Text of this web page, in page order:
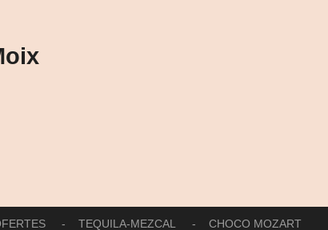
TEQUILA-MEZCAL CHOCO MOZART